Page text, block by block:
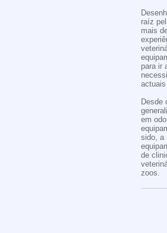
raíz
mais
para ir
Desde
em
sido, a
de
zoos.